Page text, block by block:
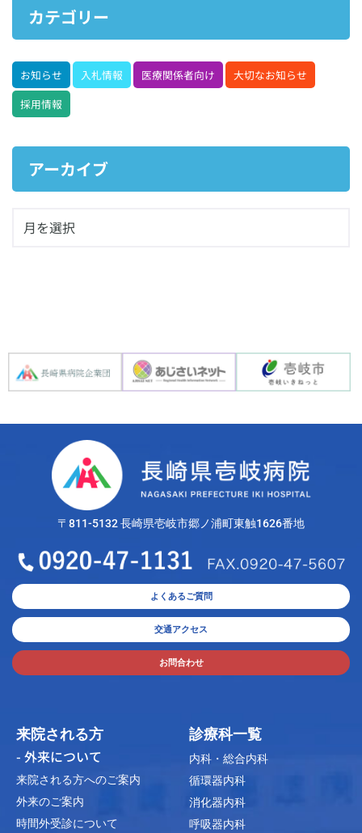
カテゴリー
お知らせ 入札情報 医療関係者向け
大切なお知らせ
採用情報
アーカイブ
〒811-5132 長崎県壱岐市郷ノ浦町東触1626番地
よくあるご質問
交通アクセス
お問合わせ
来院される方
- 外来について
来院される方へのご案内
外来のご案内
時間外受診について
診療科一覧
内科・総合内科
循環器内科
消化器内科
呼吸器内科